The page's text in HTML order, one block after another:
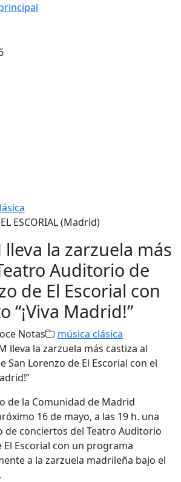
ESCORIAL (Madrid)
lleva la zarzuela más
Auditorio de
de El Escorial con
“¡Viva Madrid!”
Notas música clásica
de la Comunidad de Madrid
16 de mayo, a las 19 h. una
de conciertos del Teatro Auditorio
Escorial con un programa
a la zarzuela madrileña bajo el